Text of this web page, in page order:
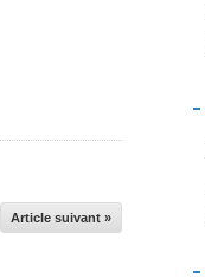
Article suivant »